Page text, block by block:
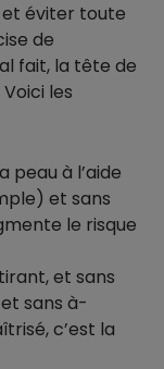
éviter toute
de
fait, la tête de
les
peau à l’aide
et sans
le risque
et sans
sans à-
c’est la